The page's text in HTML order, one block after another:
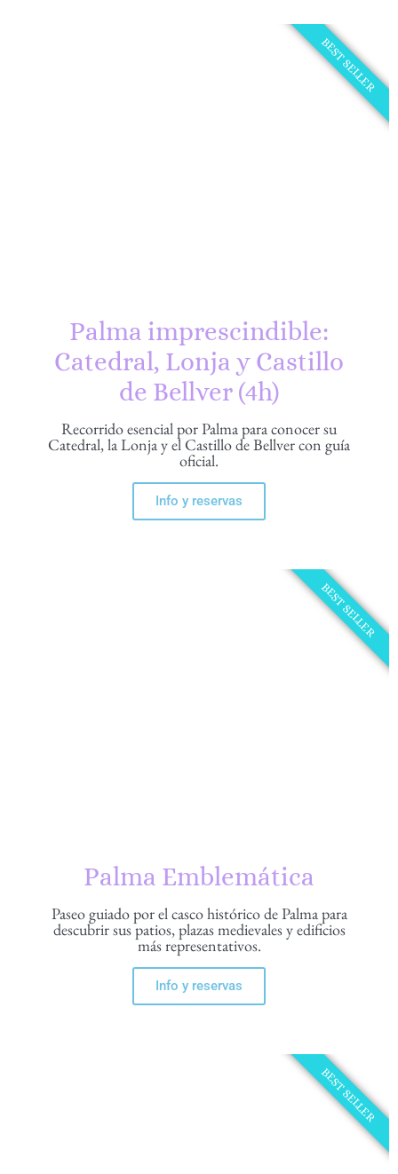
Palma imprescindible:
Catedral, Lonja y Castillo
de Bellver (4h)
Recorrido esencial por Palma para conocer su
Catedral, la Lonja y el Castillo de Bellver con guía
oficial.
Info y reservas
BEST SELLER
Palma Emblemática
Paseo guiado por el casco histórico de Palma para
descubrir sus patios, plazas medievales y edificios
más representativos.
Info y reservas
BEST SELLER
BEST SELLER